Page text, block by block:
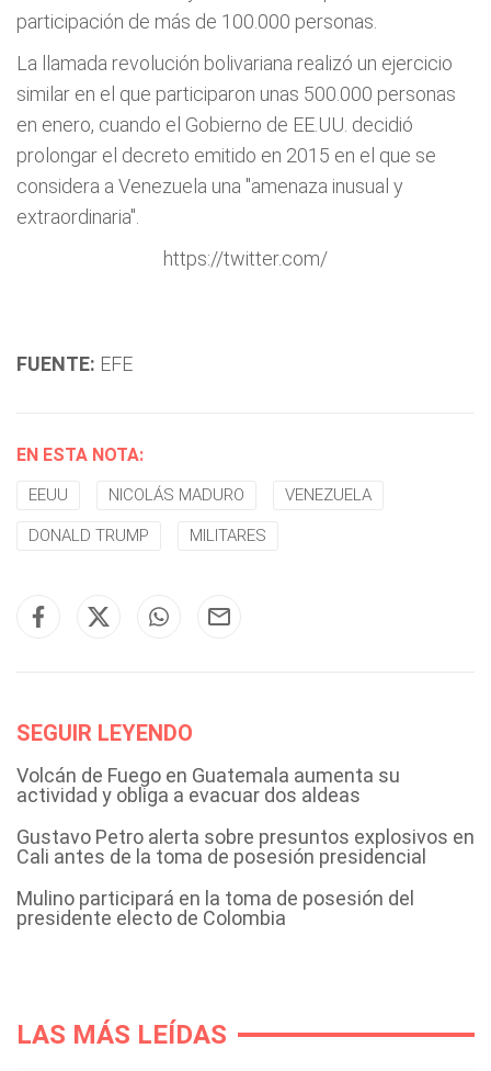
participación de más de 100.000 personas.
La llamada revolución bolivariana realizó un ejercicio
similar en el que participaron unas 500.000 personas
en enero, cuando el Gobierno de EE.UU. decidió
prolongar el decreto emitido en 2015 en el que se
considera a Venezuela una "amenaza inusual y
extraordinaria".
https://twitter.com/
FUENTE: EFE
EN ESTA NOTA:
EEUU NICOLÁS MADURO VENEZUELA
DONALD TRUMP MILITARES
SEGUIR LEYENDO
Volcán de Fuego en Guatemala aumenta su
actividad y obliga a evacuar dos aldeas
Gustavo Petro alerta sobre presuntos explosivos en
Cali antes de la toma de posesión presidencial
Mulino participará en la toma de posesión del
presidente electo de Colombia
LAS MÁS LEÍDAS